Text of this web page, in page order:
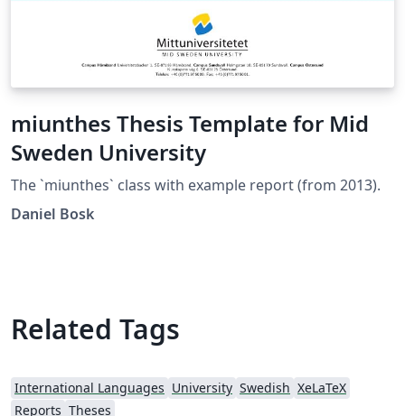
miunthes Thesis Template for Mid
Sweden University
The `miunthes` class with example report (from 2013).
Daniel Bosk
Related Tags
International Languages University Swedish XeLaTeX
Reports Theses